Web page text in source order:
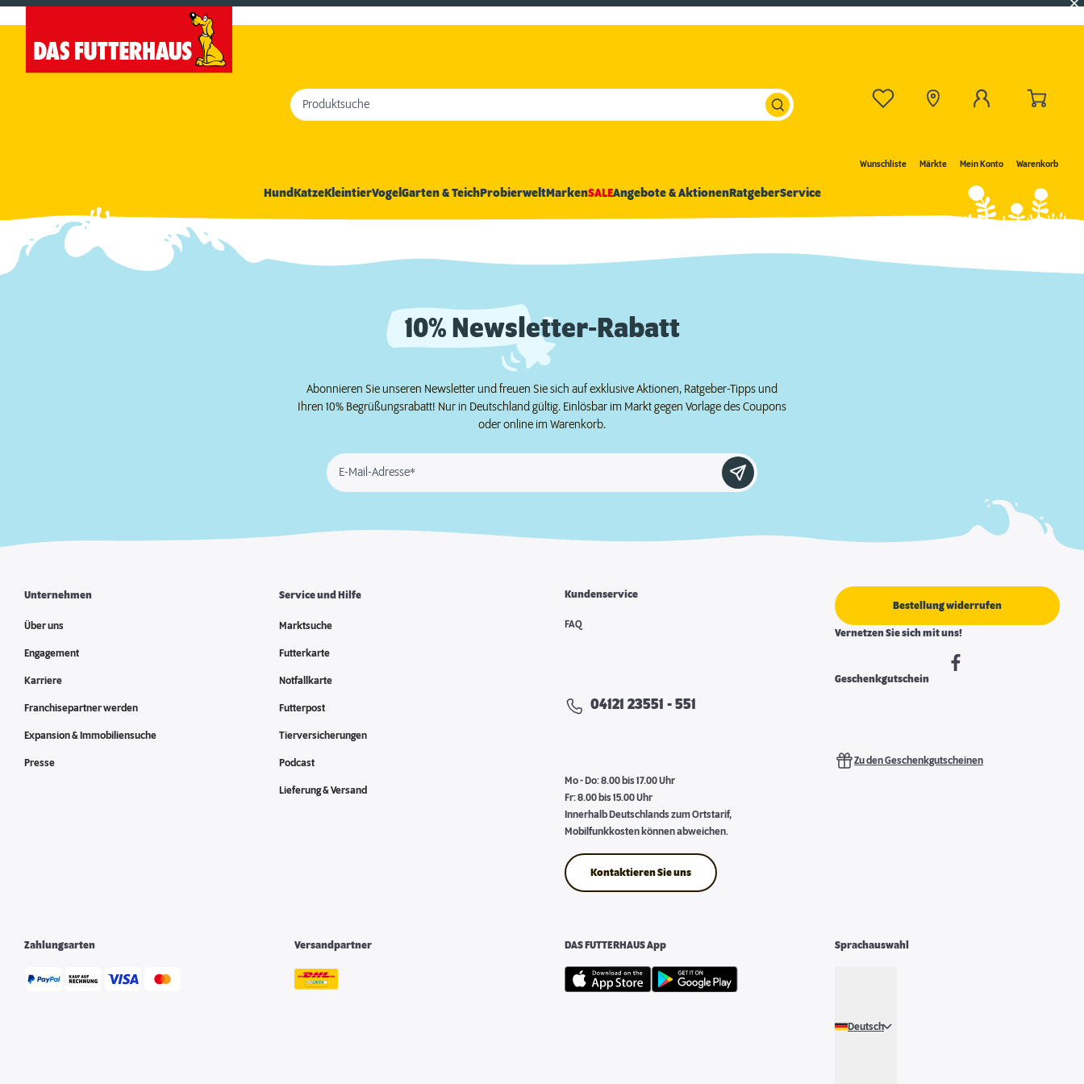
Wunschliste Märkte Mein Konto Warenkorb
Produktsuche
HundKatzeKleintierVogel Garten & TeichProbierweltMarkenSALEAngebote & AktionenRatgeberService
10% Newsletter-Rabatt
Abonnieren Sie unseren Newsletter und freuen Sie sich auf exklusive Aktionen, Ratgeber-Tipps und
Ihren 10% Begrüßungsrabatt! Nur in Deutschland gültig. Einlösbar im Markt gegen Vorlage des Coupons
oder online im Warenkorb.
E-Mail-Adresse*
Unternehmen
Über uns
Engagement
Karriere
Franchisepartner werden
Expansion & Immobiliensuche
Presse
Service und Hilfe
Marktsuche
Futterkarte
Notfallkarte
Futterpost
Tierversicherungen
Podcast
Lieferung & Versand
Kundenservice
FAQ
04121 23551 - 551
Mo - Do: 8.00 bis 17.00 Uhr
Fr: 8.00 bis 15.00 Uhr
Innerhalb Deutschlands zum Ortstarif,
Mobilfunkkosten können abweichen.
Kontaktieren Sie uns
Bestellung widerrufen
Vernetzen Sie sich mit uns!
Geschenkgutschein
Zu den Geschenkgutscheinen
Zahlungsarten Versandpartner DAS FUTTERHAUS App Sprachauswahl
Deutsch